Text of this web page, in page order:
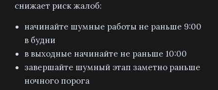
снижает риск жалоб:
начинайте шумные работы не раньше 9:00
в будни
в выходные начинайте не раньше 10:00
завершайте шумный этап заметно раньше
ночного порога